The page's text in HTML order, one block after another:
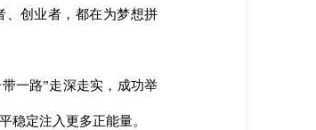
、创业者，都在为梦想拼
一路”走深走实，成功举
稳定注入更多正能量。